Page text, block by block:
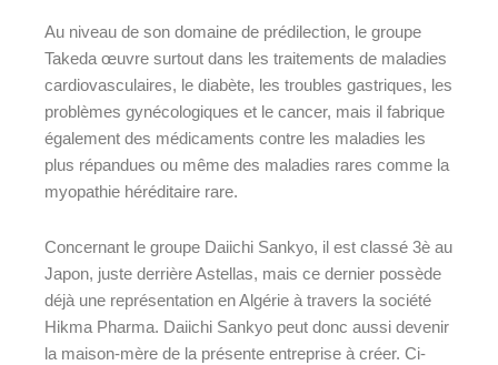
Au niveau de son domaine de prédilection, le groupe
Takeda œuvre surtout dans les traitements de maladies
cardiovasculaires, le diabète, les troubles gastriques, les
problèmes gynécologiques et le cancer, mais il fabrique
également des médicaments contre les maladies les
plus répandues ou même des maladies rares comme la
myopathie héréditaire rare.
Concernant le groupe Daiichi Sankyo, il est classé 3è au
Japon, juste derrière Astellas, mais ce dernier possède
déjà une représentation en Algérie à travers la société
Hikma Pharma. Daiichi Sankyo peut donc aussi devenir
la maison-mère de la présente entreprise à créer. Ci-